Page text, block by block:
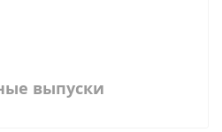
выпуски